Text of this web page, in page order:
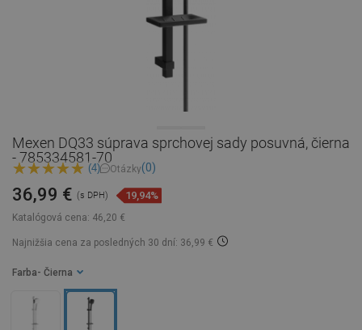
Mexen DQ33 súprava sprchovej sady posuvná, čierna
- 785334581-70
(4) Otázky(0)
Katalógová cena: 46,20 €
36,99 € (s DPH) 19,94%
Najnižšia cena za posledných 30 dní: 36,99 €
Farba - Čierna